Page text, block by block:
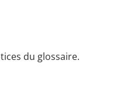
du glossaire.